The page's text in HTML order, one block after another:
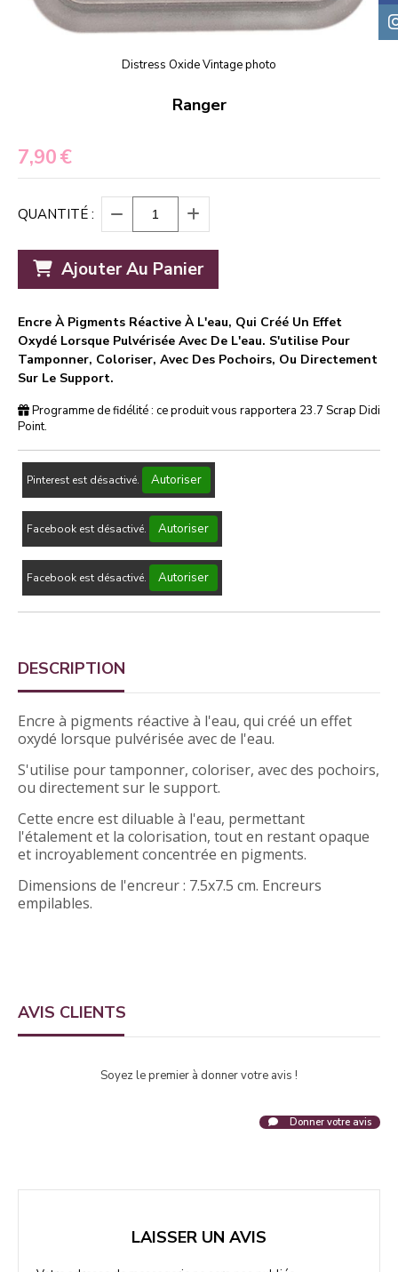
Distress Oxide Vintage photo
Ranger
7,90€
QUANTITÉ :
Ajouter Au Panier
Encre À Pigments Réactive À L'eau, Qui Créé Un Effet
Oxydé Lorsque Pulvérisée Avec De L'eau. S'utilise Pour
Tamponner, Coloriser, Avec Des Pochoirs, Ou Directement
Sur Le Support.
Programme de fidélité : ce produit vous rapportera 23.7 Scrap Didi
Point.
Pinterest est désactivé. Autoriser
Facebook est désactivé. Autoriser
Facebook est désactivé. Autoriser
DESCRIPTION
Encre à pigments réactive à l'eau, qui créé un effet
oxydé lorsque pulvérisée avec de l'eau.
S'utilise pour tamponner, coloriser, avec des pochoirs,
ou directement sur le support.
Cette encre est diluable à l'eau, permettant
l'étalement et la colorisation, tout en restant opaque
et incroyablement concentrée en pigments.
Dimensions de l'encreur : 7.5x7.5 cm. Encreurs
empilables.
AVIS CLIENTS
Soyez le premier à donner votre avis !
Donner votre avis
LAISSER UN AVIS